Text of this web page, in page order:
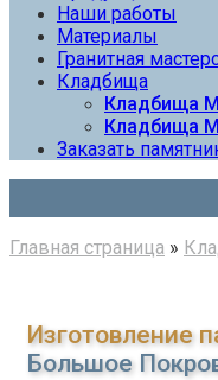
Наши работы
Материалы
Гранитная
Кладбища
Кладбища
Кладбища
Заказать
Главная страница »
Изготовление
Большое